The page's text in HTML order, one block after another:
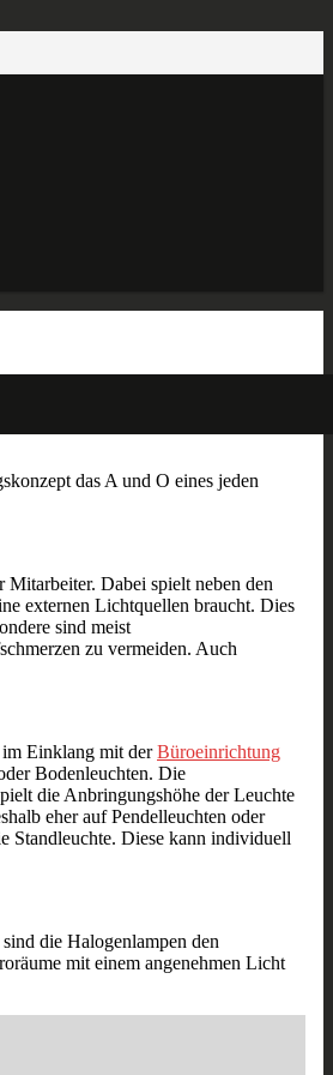
das A und O eines jeden
Dabei spielt neben den
externen Lichtquellen braucht. Dies
sind meist
zu vermeiden. Auch
im Einklang mit derBüroeinrichtung
Bodenleuchten. Die
die Anbringungshöhe der Leuchte
eher auf Pendelleuchten oder
Standleuchte. Diese kann individuell
die Halogenlampen den
mit einem angenehmen Licht